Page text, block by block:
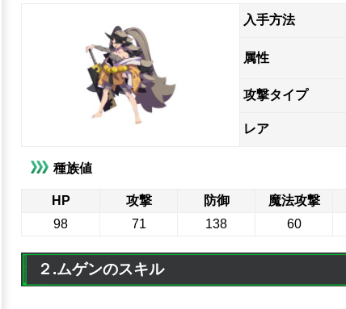
入手方法
属性
攻撃タイプ
レア
種族値
HP 攻撃 防御 魔法攻撃
98
71 138 60
２.ムゲンのスキル